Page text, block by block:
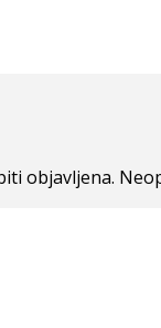
objavljena.